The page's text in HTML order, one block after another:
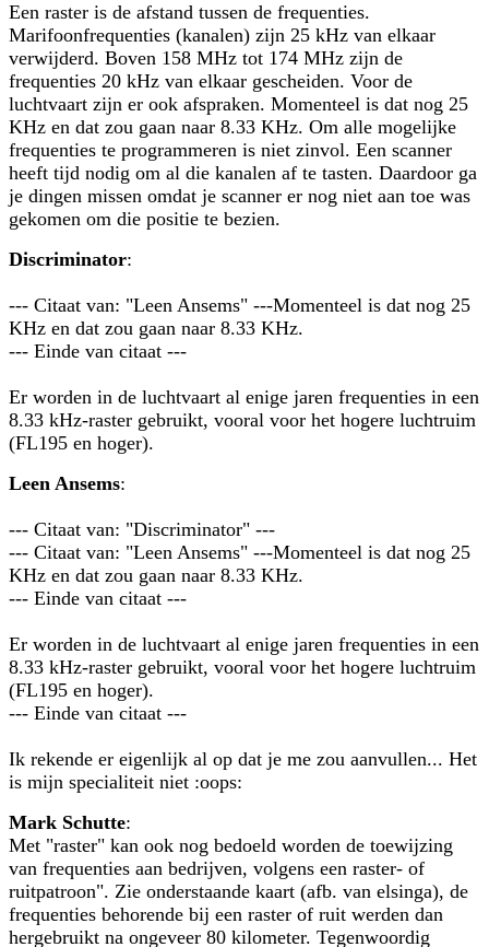
Een raster is de afstand tussen de frequenties.
Marifoonfrequenties (kanalen) zijn 25 kHz van elkaar
verwijderd. Boven 158 MHz tot 174 MHz zijn de
frequenties 20 kHz van elkaar gescheiden. Voor de
luchtvaart zijn er ook afspraken. Momenteel is dat nog 25
KHz en dat zou gaan naar 8.33 KHz. Om alle mogelijke
frequenties te programmeren is niet zinvol. Een scanner
heeft tijd nodig om al die kanalen af te tasten. Daardoor ga
je dingen missen omdat je scanner er nog niet aan toe was
gekomen om die positie te bezien.
Discriminator:
--- Citaat van: "Leen Ansems" ---Momenteel is dat nog 25
KHz en dat zou gaan naar 8.33 KHz.
--- Einde van citaat ---
Er worden in de luchtvaart al enige jaren frequenties in een
8.33 kHz-raster gebruikt, vooral voor het hogere luchtruim
(FL195 en hoger).
Leen Ansems:
--- Citaat van: "Discriminator" ---
--- Citaat van: "Leen Ansems" ---Momenteel is dat nog 25
KHz en dat zou gaan naar 8.33 KHz.
--- Einde van citaat ---
Er worden in de luchtvaart al enige jaren frequenties in een
8.33 kHz-raster gebruikt, vooral voor het hogere luchtruim
(FL195 en hoger).
--- Einde van citaat ---
Ik rekende er eigenlijk al op dat je me zou aanvullen... Het
is mijn specialiteit niet :oops:
Mark Schutte:
Met "raster" kan ook nog bedoeld worden de toewijzing
van frequenties aan bedrijven, volgens een raster- of
ruitpatroon". Zie onderstaande kaart (afb. van elsinga), de
frequenties behorende bij een raster of ruit werden dan
hergebruikt na ongeveer 80 kilometer. Tegenwoordig